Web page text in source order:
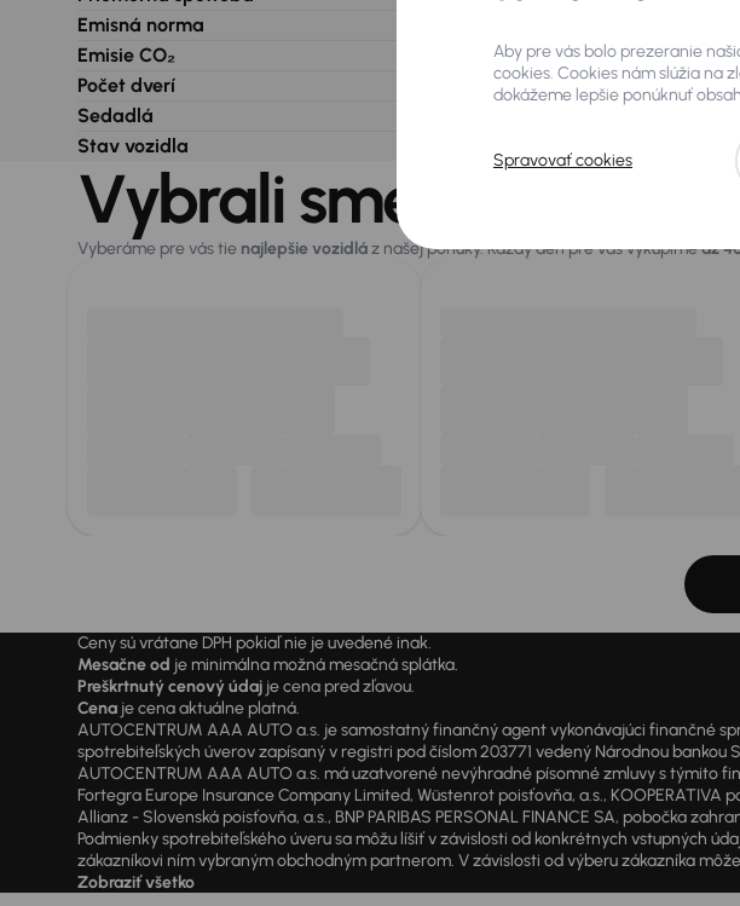
Emisná norma
Emisie CO₂
Počet dverí
Sedadlá
Stav vozidla
Vybrali sme pre vás
Vyberáme pre vás tie najlepšie vozidláz našej ponuky. Každý deň pre vás vykúpimeaž
Ceny sú vrátane DPH pokiaľ nie je uvedené inak.
Mesačne od je minimálna možná mesačná splátka.
Preškrtnutý cenový údaj je cena pred zľavou.
Cena je cena aktuálne platná.
AUTOCENTRUM AAA AUTO a.s. je samostatný finančný agent vykonávajúci finančné
spotrebiteľských úverov zapísaný v registri pod číslom 203771 vedený Národnou bankou
AUTOCENTRUM AAA AUTO a.s. má uzatvorené nevýhradné písomné zmluvy s týmito
Fortegra Europe Insurance Company Limited, Wüstenrot poisťovňa, a.s.,
Allianz - Slovenská poisťovňa, a.s., BNP PARIBAS PERSONAL FINANCE SA, pobočka
Podmienky spotrebiteľského úveru sa môžu líšiť v závislosti od konkrétnych vstupných
zákazníkovi ním vybraným obchodným partnerom. V závislosti od výberu zákazníka
Zobraziť všetko
Aby pre vás bolo prezeranie
cookies. Cookies nám slúžia na
dokážeme lepšie ponúknuť
Spravovať cookies